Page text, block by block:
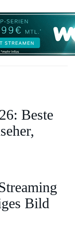
Beste
Bild